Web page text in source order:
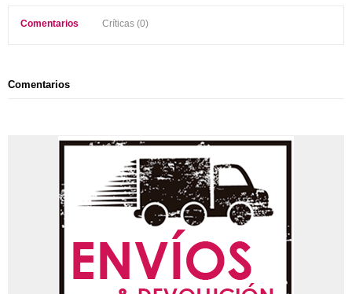
Comentarios Críticas (0)
Comentarios